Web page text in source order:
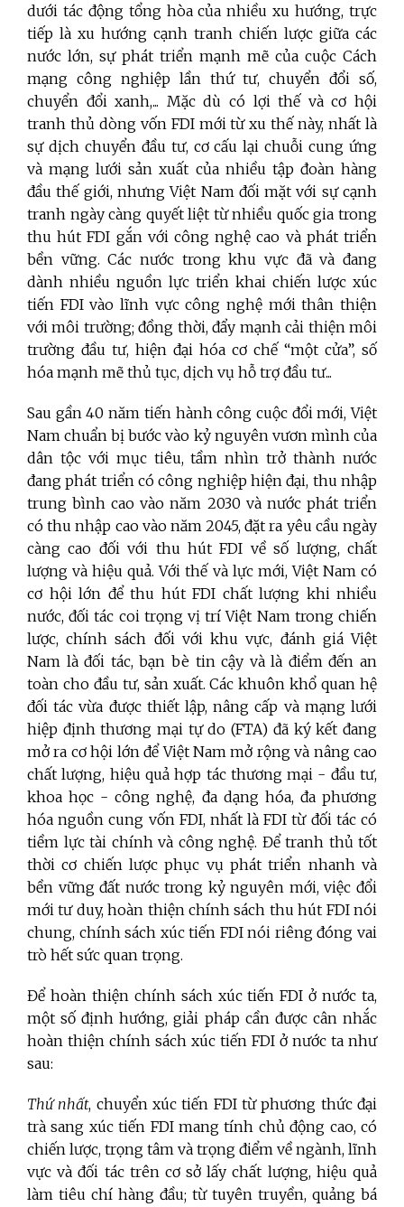
dưới tác động tổng hòa của nhiều xu hướng, trực
tiếp là xu hướng cạnh tranh chiến lược giữa các
nước lớn, sự phát triển mạnh mẽ của cuộc Cách
mạng công nghiệp lần thứ tư, chuyển đổi số,
chuyển đổi xanh,... Mặc dù có lợi thế và cơ hội
tranh thủ dòng vốn FDI mới từ xu thế này, nhất là
sự dịch chuyển đầu tư, cơ cấu lại chuỗi cung ứng
và mạng lưới sản xuất của nhiều tập đoàn hàng
đầu thế giới, nhưng Việt Nam đối mặt với sự cạnh
tranh ngày càng quyết liệt từ nhiều quốc gia trong
thu hút FDI gắn với công nghệ cao và phát triển
bền vững. Các nước trong khu vực đã và đang
dành nhiều nguồn lực triển khai chiến lược xúc
tiến FDI vào lĩnh vực công nghệ mới thân thiện
với môi trường; đồng thời, đẩy mạnh cải thiện môi
trường đầu tư, hiện đại hóa cơ chế “một cửa”, số
hóa mạnh mẽ thủ tục, dịch vụ hỗ trợ đầu tư...
Sau gần 40 năm tiến hành công cuộc đổi mới, Việt
Nam chuẩn bị bước vào kỷ nguyên vươn mình của
dân tộc với mục tiêu, tầm nhìn trở thành nước
đang phát triển có công nghiệp hiện đại, thu nhập
trung bình cao vào năm 2030 và nước phát triển
có thu nhập cao vào năm 2045, đặt ra yêu cầu ngày
càng cao đối với thu hút FDI về số lượng, chất
lượng và hiệu quả. Với thế và lực mới, Việt Nam có
cơ hội lớn để thu hút FDI chất lượng khi nhiều
nước, đối tác coi trọng vị trí Việt Nam trong chiến
lược, chính sách đối với khu vực, đánh giá Việt
Nam là đối tác, bạn bè tin cậy và là điểm đến an
toàn cho đầu tư, sản xuất. Các khuôn khổ quan hệ
đối tác vừa được thiết lập, nâng cấp và mạng lưới
hiệp định thương mại tự do (FTA) đã ký kết đang
mở ra cơ hội lớn để Việt Nam mở rộng và nâng cao
chất lượng, hiệu quả hợp tác thương mại - đầu tư,
khoa học - công nghệ, đa dạng hóa, đa phương
hóa nguồn cung vốn FDI, nhất là FDI từ đối tác có
tiềm lực tài chính và công nghệ. Để tranh thủ tốt
thời cơ chiến lược phục vụ phát triển nhanh và
bền vững đất nước trong kỷ nguyên mới, việc đổi
mới tư duy, hoàn thiện chính sách thu hút FDI nói
chung, chính sách xúc tiến FDI nói riêng đóng vai
trò hết sức quan trọng.
Để hoàn thiện chính sách xúc tiến FDI ở nước ta,
một số định hướng, giải pháp cần được cân nhắc
hoàn thiện chính sách xúc tiến FDI ở nước ta như
sau:
Thứ nhất, chuyển xúc tiến FDI từ phương thức đại
trà sang xúc tiến FDI mang tính chủ động cao, có
chiến lược, trọng tâm và trọng điểm về ngành, lĩnh
vực và đối tác trên cơ sở lấy chất lượng, hiệu quả
làm tiêu chí hàng đầu; từ tuyên truyền, quảng bá